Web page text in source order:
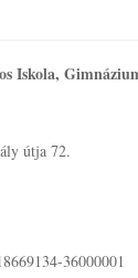
Iskola,
útja 72.
36000001